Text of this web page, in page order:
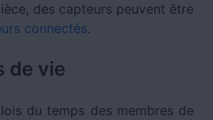
des capteurs peuvent être
connectés.
de vie
du temps des membres de